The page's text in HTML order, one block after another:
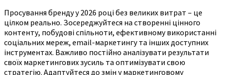
Просування бренду у 2026 році без великих витрат – це
цілком реально. Зосереджуйтеся на створенні цінного
контенту, побудові спільноти, ефективному використанні
соціальних мереж, email-маркетингу та інших доступних
інструментах. Важливо постійно аналізувати результати
своїх маркетингових зусиль та оптимізувати свою
стратегію. Адаптуйтеся до змін у маркетинговому